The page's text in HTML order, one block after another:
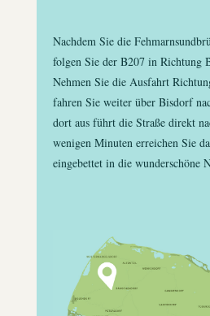
Nachdem Sie die
folgen Sie der B207 in Richtung
Nehmen Sie die Ausfahrt
fahren Sie weiter über Bisdorf
dort aus führt die Straße direkt
wenigen Minuten erreichen Sie
eingebettet in die wunderschöne